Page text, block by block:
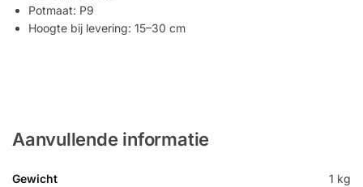
Potmaat: P9
Hoogte bij levering: 15–30 cm
Aanvullende informatie
Gewicht 1 kg